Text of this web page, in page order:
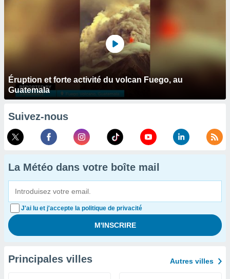
Éruption et forte activité du volcan Fuego, au
Guatemala
Suivez-nous
La Météo dans votre boîte mail
J'ai lu et j'accepte la politique de privacité
Principales villes Autres villes